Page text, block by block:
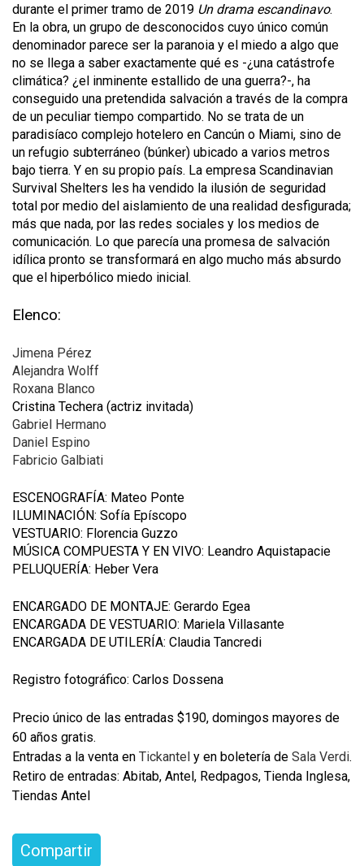
durante el primer tramo de 2019 Un drama escandinavo.
En la obra, un grupo de desconocidos cuyo único común
denominador parece ser la paranoia y el miedo a algo que
no se llega a saber exactamente qué es -¿una catástrofe
climática? ¿el inminente estallido de una guerra?-, ha
conseguido una pretendida salvación a través de la compra
de un peculiar tiempo compartido. No se trata de un
paradisíaco complejo hotelero en Cancún o Miami, sino de
un refugio subterráneo (búnker) ubicado a varios metros
bajo tierra. Y en su propio país. La empresa Scandinavian
Survival Shelters les ha vendido la ilusión de seguridad
total por medio del aislamiento de una realidad desfigurada;
más que nada, por las redes sociales y los medios de
comunicación. Lo que parecía una promesa de salvación
idílica pronto se transformará en algo mucho más absurdo
que el hiperbólico miedo inicial.
Elenco:
Jimena Pérez
Alejandra Wolff
Roxana Blanco
Cristina Techera (actriz invitada)
Gabriel Hermano
Daniel Espino
Fabricio Galbiati
ESCENOGRAFÍA: Mateo Ponte
ILUMINACIÓN: Sofía Epíscopo
VESTUARIO: Florencia Guzzo
MÚSICA COMPUESTA Y EN VIVO: Leandro Aquistapacie
PELUQUERÍA: Heber Vera
ENCARGADO DE MONTAJE: Gerardo Egea
ENCARGADA DE VESTUARIO: Mariela Villasante
ENCARGADA DE UTILERÍA: Claudia Tancredi
Registro fotográfico: Carlos Dossena
Precio único de las entradas $190, domingos mayores de
60 años gratis.
Entradas a la venta en Tickantel y en boletería de Sala Verdi.
Retiro de entradas: Abitab, Antel, Redpagos, Tienda Inglesa,
Tiendas Antel
Compartir